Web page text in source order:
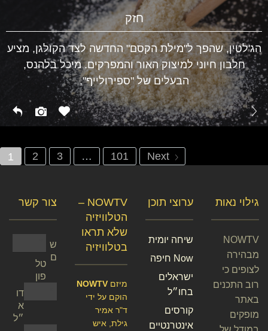
חזק
הג'לטין, שהפך ל"מילת הקסם" החדשה לצד הקולגן, מציע
חלבון חיוני למיצוק האור והמפרקים. מיכל בלהנס,
הבעלים של "ספירולייף",
… 101 Next
צור קשר
ש
טל
פון
דו
א
״ל
NOWTV –
הטלוויזיה
שלא תראו
בטלוויזיה
מיזםNOWTV
הוקם על ידי
ד"ר אמיר
גילת, איש
ערוצי תוכן
שיחה יומית
Now חיפה
ישראלים
בחו״ל
קורסים
אינטרנטיים
גילוי נאות
NOWTV
מבהירה
לצופים כי
רוב התכנים
באתר
מופקים